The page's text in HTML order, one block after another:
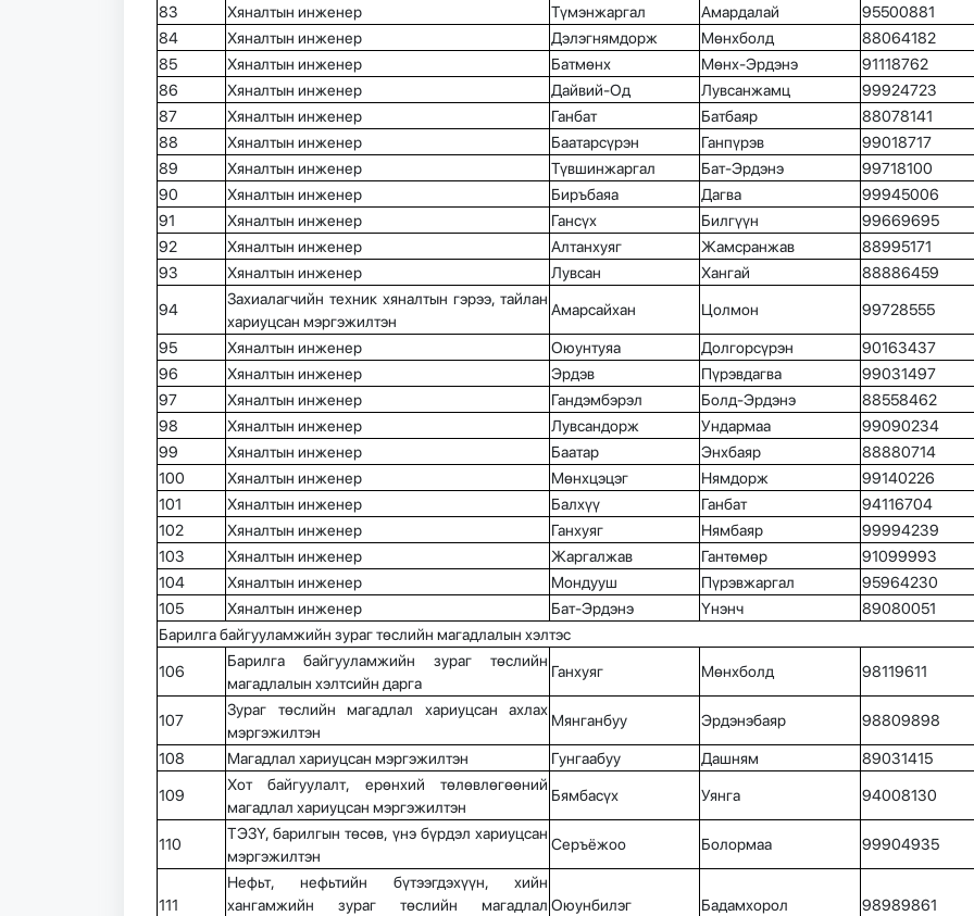
83
Хяналтын инженер Түмэнжаргал Амардалай
95500881
84
Хяналтын инженер Дэлэгнямдорж Мөнхболд
88064182
85
Хяналтын инженер Батмөнх Мөнх-Эрдэнэ
91118762
86
Хяналтын инженер Дайвий-Од Лувсанжамц
99924723
87
Хяналтын инженер Ганбат Батбаяр
88078141
88
Хяналтын инженер Баатарсүрэн Ганпүрэв
99018717
89
Хяналтын инженер Түвшинжаргал Бат-Эрдэнэ
99718100
90
Хяналтын инженер Биръбаяа Дагва
99945006
91
Хяналтын инженер Гансүх Билгүүн
99669695
92
Хяналтын инженер Алтанхуяг Жамсранжав
88995171
93
Хяналтын инженер Лувсан Хангай
88886459
94
Захиалагчийн техник хяналтын гэрээ, тайлан
хариуцсан мэргэжилтэн
Амарсайхан Цолмон 99728555
95 Хяналтын инженер Оюунтуяа Долгорсүрэн
90163437
96
Хяналтын инженер Эрдэв Пүрэвдагва
99031497
97
Хяналтын инженер Гандэмбэрэл Болд-Эрдэнэ
88558462
98
Хяналтын инженер Лувсандорж Ундармаа
99090234
99
Хяналтын инженер Баатар Энхбаяр
88880714
100
Хяналтын инженер Мөнхцэцэг Нямдорж
99140226
101
Хяналтын инженер Балхүү Ганбат
94116704
102
Хяналтын инженер Ганхуяг Нямбаяр
99994239
103
Хяналтын инженер Жаргалжав Гантөмөр
91099993
104
Хяналтын инженер Мондууш Пүрэвжаргал
95964230
105
Хяналтын инженер Бат-Эрдэнэ Үнэнч
89080051
Барилга байгууламжийн зураг төслийн магадлалын хэлтэс
106
Барилга байгууламжийн зураг төслийн
магадлалын хэлтсийн дарга
Ганхуяг Мөнхболд 98119611
107
Зураг төслийн магадлал хариуцсан ахлах
мэргэжилтэн
Мянганбуу Эрдэнэбаяр 98809898
108 Магадлал хариуцсан мэргэжилтэн Гунгаабуу Дашням
89031415
109
Хот байгуулалт, ерөнхий төлөвлөгөөний
магадлал хариуцсан мэргэжилтэн
Бямбасүх Уянга 94008130
110
ТЭЗҮ, барилгын төсөв, үнэ бүрдэл хариуцсан
мэргэжилтэн
Серъёжоо Болормаа 99904935
111
Нефьт, нефьтийн бүтээгдэхүүн, хийн
хангамжийн зураг төслийн магадлал Оюунбилэг Бадамхорол 98989861